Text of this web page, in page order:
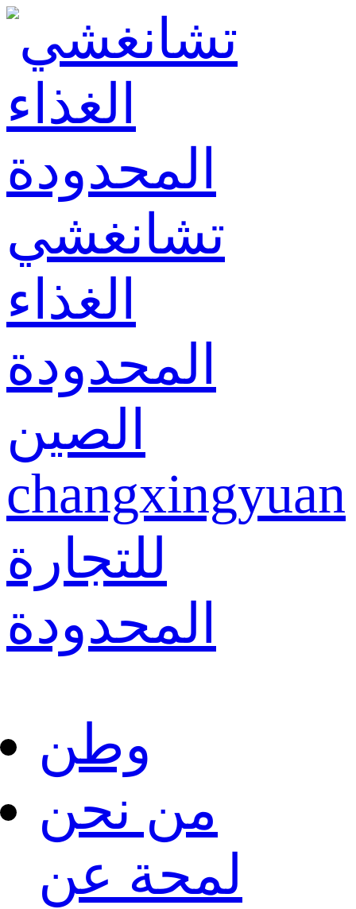
تشانغشي
الغذاء
المحدودة
الصين
changxingyuan
للتجارة
المحدودة
وطن
من نحن
لمحة عن